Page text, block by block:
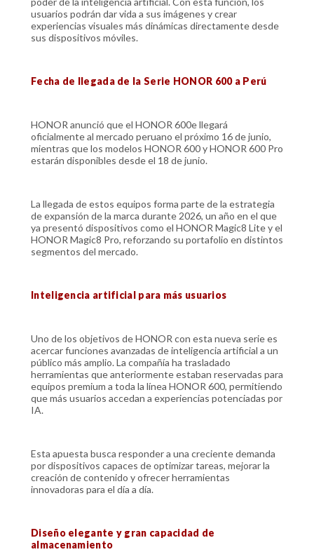
usuarios podrán dar vida a sus imágenes y crear
experiencias visuales más dinámicas directamente desde
sus dispositivos móviles.
Fecha de llegada de la Serie HONOR 600 a Perú
HONOR anunció que el HONOR 600e llegará
oficialmente al mercado peruano el próximo 16 de junio,
mientras que los modelos HONOR 600 y HONOR 600 Pro
estarán disponibles desde el 18 de junio.
La llegada de estos equipos forma parte de la estrategia
de expansión de la marca durante 2026, un año en el que
ya presentó dispositivos como el HONOR Magic8 Lite y el
HONOR Magic8 Pro, reforzando su portafolio en distintos
segmentos del mercado.
Inteligencia artificial para más usuarios
Uno de los objetivos de HONOR con esta nueva serie es
acercar funciones avanzadas de inteligencia artificial a un
público más amplio. La compañía ha trasladado
herramientas que anteriormente estaban reservadas para
equipos premium a toda la línea HONOR 600, permitiendo
que más usuarios accedan a experiencias potenciadas por
IA.
Esta apuesta busca responder a una creciente demanda
por dispositivos capaces de optimizar tareas, mejorar la
creación de contenido y ofrecer herramientas
innovadoras para el día a día.
Diseño elegante y gran capacidad de
almacenamiento